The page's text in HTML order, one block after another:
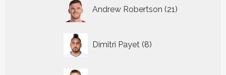
Andrew Robertson 21
producten
Dimitri Payet 8
producten